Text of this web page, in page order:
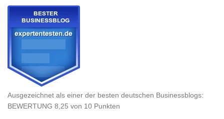
Ausgezeichnet als einer der besten deutschen Businessblogs:
BEWERTUNG 8,25 von 10 Punkten